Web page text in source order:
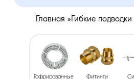
Главная » Гибкие подводки
Гофрированные
Фитинги